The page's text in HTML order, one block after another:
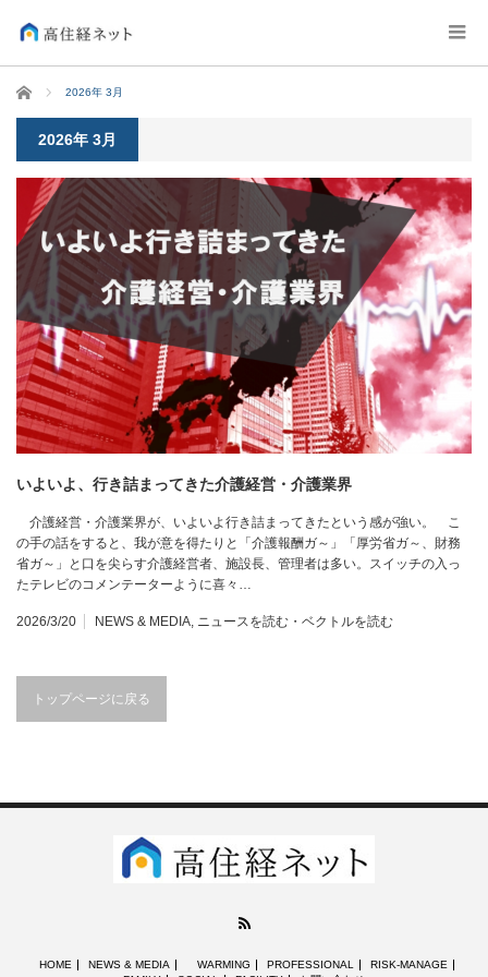
ホーム 2026年 3月
2026年 3月
いよいよ、行き詰まってきた介護経営・介護業界
介護経営・介護業界が、いよいよ行き詰まってきたという感が強い。 こ
の手の話をすると、我が意を得たりと「介護報酬ガ～」「厚労省ガ～、財務
省ガ～」と口を尖らす介護経営者、施設長、管理者は多い。スイッチの入っ
たテレビのコメンテーターように喜々…
2026/3/20 NEWS & MEDIA, ニュースを読む・ベクトルを読む
トップページに戻る
HOME NEWS & MEDIA WARMING PROFESSIONAL
RISK-MANAGE